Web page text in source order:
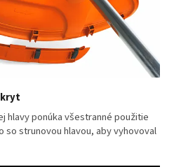
kryt
hlavy ponúka všestranné použitie
so strunovou hlavou, aby vyhovoval